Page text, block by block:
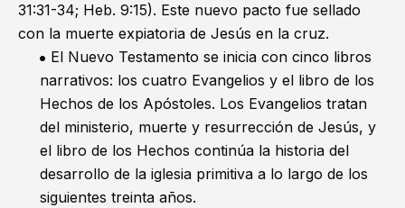
31:31-34; Heb. 9:15). Este nuevo pacto fue sellado
con la muerte expiatoria de Jesús en la cruz.
El Nuevo Testamento se inicia con cinco libros
narrativos: los cuatro Evangelios y el libro de los
Hechos de los Apóstoles. Los Evangelios tratan
del ministerio, muerte y resurrección de Jesús, y
el libro de los Hechos continúa la historia del
desarrollo de la iglesia primitiva a lo largo de los
siguientes treinta años.